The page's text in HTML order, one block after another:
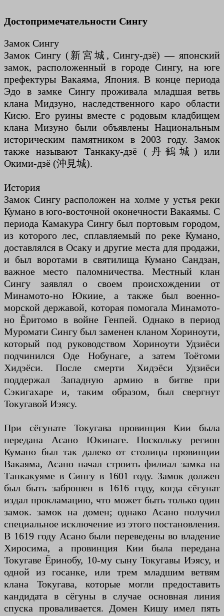
Достопримечательности Сингу
Замок Сингу
Замок Сингу (新宮城, Сингу-дзё) — японский
замок, расположенный в городе Сингу, на юге
префектуры Вакаяма, Япония. В конце периода
Эдо в замке Сингу проживала младшая ветвь
клана Мидзуно, наследственного каро области
Кисю. Его руины вместе с родовым кладбищем
клана Мизуно были объявлены Национальным
историческим памятником в 2003 году. Замок
также называют Танкаку-дзё (丹鶴城) или
Окими-дзё (沖見城).
История
Замок Сингу расположен на холме у устья реки
Кумано в юго-восточной оконечности Вакаямы. С
периода Камакура Сингу был портовым городом,
из которого лес, сплавляемый по реке Кумано,
доставлялся в Осаку и другие места для продажи,
и был воротами в святилища Кумано Сандзан,
важное место паломничества. Местный клан
Сингу заявлял о своем происхождении от
Минамото-но Юкиие, а также был военно-
морской державой, которая помогала Минамото-
но Ёритомо в войне Генпей. Однако в период
Муромати Сингу был заменен кланом Хориноути,
который под руководством Хориноути Удзиёси
подчинился Оде Нобунаге, а затем Тоётоми
Хидэёси. После смерти Хидэёси Удзиёси
поддержал Западную армию в битве при
Сэкигахаре и, таким образом, был свергнут
Токугавой Иэясу.
При сёгунате Токугава провинция Кии была
передана Асано Юкинаге. Поскольку регион
Кумано был так далеко от столицы провинции
Вакаяма, Асано начал строить филиал замка на
Танкакуяме в Сингу в 1601 году. Замок должен
был быть заброшен в 1616 году, когда сёгунат
издал прокламацию, что может быть только один
замок. замок на домен; однако Асано получил
специальное исключение из этого постановления.
В 1619 году Асано были переведены во владение
Хиросима, а провинция Кии была передана
Токугаве Ёринобу, 10-му сыну Токугавы Иэясу, и
одной из госанке, или трем младшим ветвям
клана Токугава, которые могли предоставить
кандидата в сёгуны в случае основная линия
спуска проваливается. Домен Кишу имел пять